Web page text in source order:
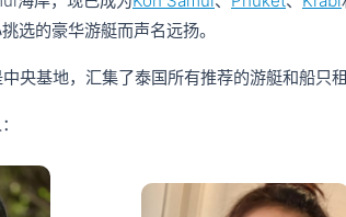
选的豪华游艇而声名远扬。
央基地，汇集了泰国所有推荐的游艇和船只